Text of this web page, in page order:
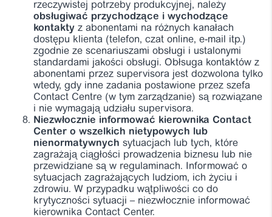
rzeczywistej potrzeby produkcyjnej, należy
obsługiwać przychodzące i wychodzące
kontakty z abonentami na różnych kanałach
dostępu klienta (telefon, czat online, e-mail itp.)
zgodnie ze scenariuszami obsługi i ustalonymi
standardami jakości obsługi. Obłsuga kontaktów z
abonentami przez supervisora jest dozwolona tylko
wtedy, gdy inne zadania postawione przez szefa
Contact Centre (w tym zarządzanie) są rozwiązane
i nie wymagają udziału supervisora.
Niezwłocznie informować kierownika Contact
Center o wszelkich nietypowych lub
nienormatywnych sytuacjach lub tych, które
zagrażają ciągłości prowadzenia biznesu lub nie
przewidziane są w regulaminach. Informować o
sytuacjach zagrażających ludziom, ich życiu i
zdrowiu. W przypadku wątpliwości co do
krytyczności sytuacji – niezwłocznie informować
kierownika Contact Center.